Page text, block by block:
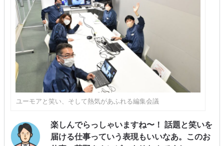
ユーモアと笑い、そして熱気があふれる編集会議
楽しんでらっしゃいますね〜！ 話題と笑いを
届ける仕事っていう表現もいいなあ。このお